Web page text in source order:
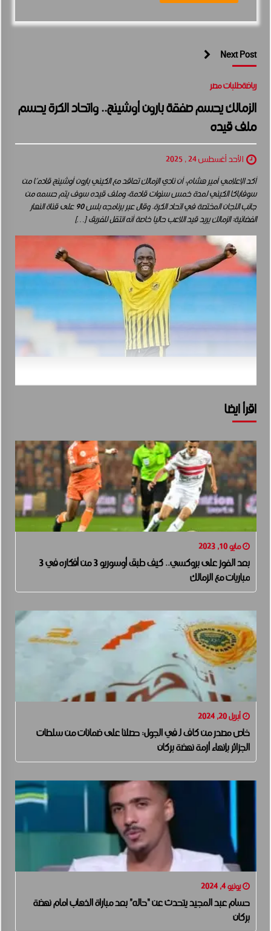
Next Post
رياضةطلبات مصر
الزمالك يحسم صفقة بارون أوشينج.. واتحاد الكرة يحسم
ملف قيده
الأحد أغسطس 24 , 2025
أكد الإعلامي أمير هشام، أن نادي الزمالك تعاقد مع الكيني بارون أوشينج قادمًا من
سوفاباكا الكيني لمدة خمس سنوات قادمة، وملف قيده سوف يتم حسمه من
جانب اللجان المختصة في اتحاد الكرة. وقال عبر برنامجه بلس 90 على قناة النهار
الفضائية: الزمالك يريد قيد اللاعب حاليا خاصة أنه انتقل للفريق […]
اقرأ ايضا
مايو 10, 2023
بعد الفوز على بروكسي.. كيف طبق أوسوريو 3 من أفكاره في 3
مباريات مع الزمالك
أبريل 20, 2024
خاص مصدر من كاف لـ في الجول: حصلنا على ضمانات من سلطات
الجزائر بإنهاء أزمة نهضة بركان
يونيو 4, 2024
حسام عبد المجيد يتحدث عن “حاله” بعد مباراة الذهاب امام نهضة
بركان